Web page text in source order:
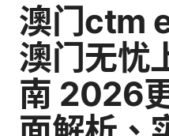
澳门ctm
澳门无忧
南 2026